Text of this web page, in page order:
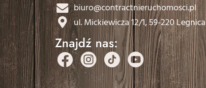
biuro@contractnieruchomosci.pl
ul. Mickiewicza 12/1, 59-220 Legnica
Znajdź nas: